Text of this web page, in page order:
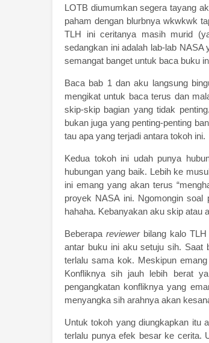
LOTB diumumkan segera tayang
paham dengan blurbnya wkwkwk
TLH ini ceritanya masih murid
sedangkan ini adalah lab-lab
semangat banget untuk baca buku
Baca bab 1 dan aku langsung
mengikat untuk baca terus dan
skip-skip bagian yang tidak
bukan juga yang penting-penting
tau apa yang terjadi antara tokoh ini.
Kedua tokoh ini udah punya
hubungan yang baik. Lebih ke
ini emang yang akan terus
proyek NASA ini. Ngomongin
hahaha. Kebanyakan aku skip atau
Beberapa reviewer bilang kalo
antar buku ini aku setuju sih.
terlalu sama kok. Meskipun
Konfliknya sih jauh lebih berat
pengangkatan konfliknya yang
menyangka sih arahnya akan
Untuk tokoh yang diungkapkan itu
terlalu punya efek besar ke cerita.